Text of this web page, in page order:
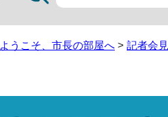
ようこそ、市長の部屋へ > 記者会